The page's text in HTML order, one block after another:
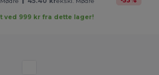
ved 999 kr fra dette lager!